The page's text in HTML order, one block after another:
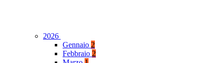
2026
Gennaio 2
Febbraio 2